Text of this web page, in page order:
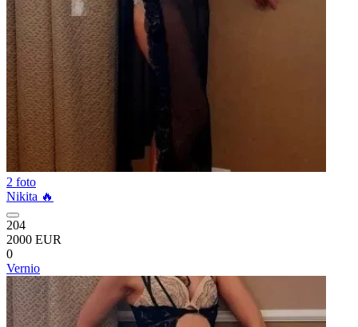
2 foto
Nikita 🔥
204
2000 EUR
0
Vernio